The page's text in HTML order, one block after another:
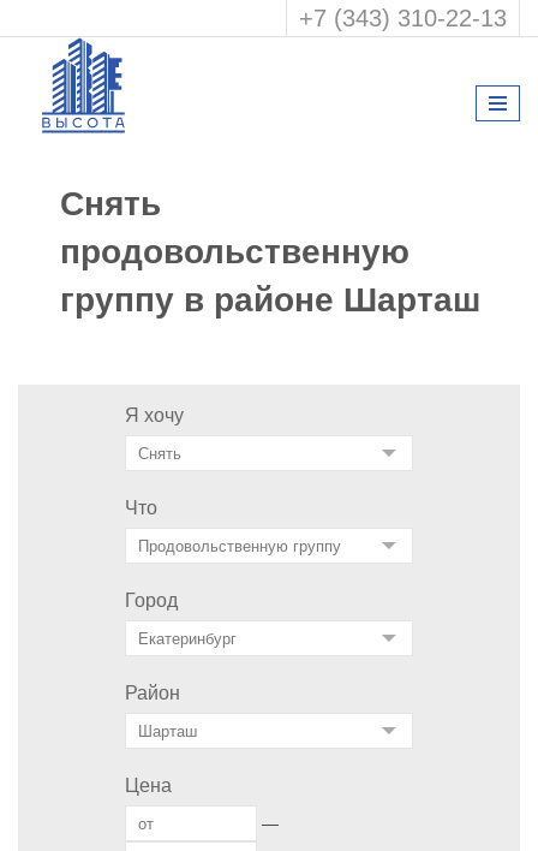
+7 (343) 310-22-13
Снять
продовольственную
группу в районе Шарташ
Я хочу
Что
Город
Район
Цена
—